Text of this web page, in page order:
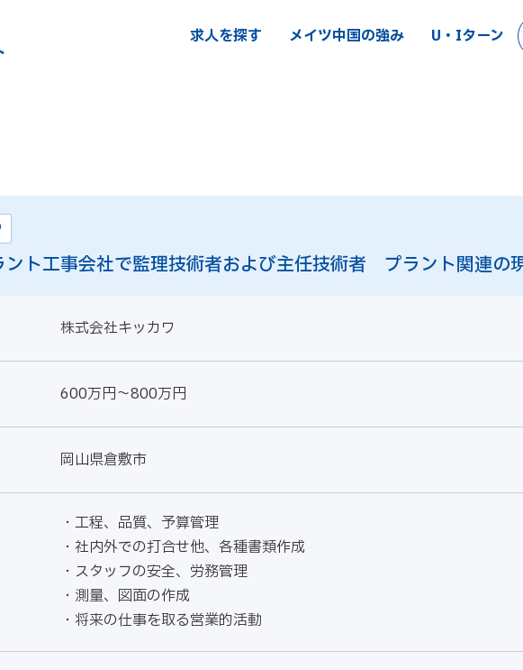
求人を探す メイツ中国の強み U・Iターン
ント工事会社で監理技術者および主任技術者 プラント関連の
株式会社キッカワ
600万円～800万円
岡山県倉敷市
・工程、品質、予算管理
・社内外での打合せ他、各種書類作成
・スタッフの安全、労務管理
・測量、図面の作成
・将来の仕事を取る営業的活動